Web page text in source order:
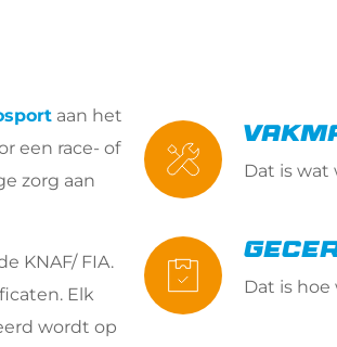
aan het
een race- of
zorg aan
KNAF/ FIA.
Elk
wordt op
Dat is wat
Dat is